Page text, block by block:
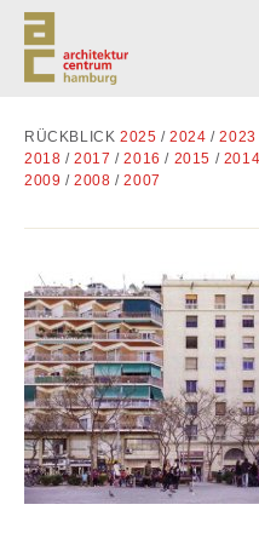
RÜCKBLICK 2025 /2024 /2023
2018 /2017 /2016 / 2015 / 2014
2009 /2008 /2007